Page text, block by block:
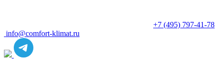
+7 (495) 797-41-78
info@comfort-klimat.ru